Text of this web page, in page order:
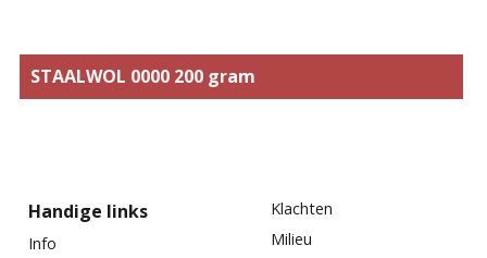
STAALWOL 0000 200 gram
Handige links
Info
Klachten
Milieu